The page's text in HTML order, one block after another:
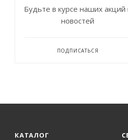
Будьте в курсе наших акций
новостей
ПОДПИСАТЬСЯ
КАТАЛОГ